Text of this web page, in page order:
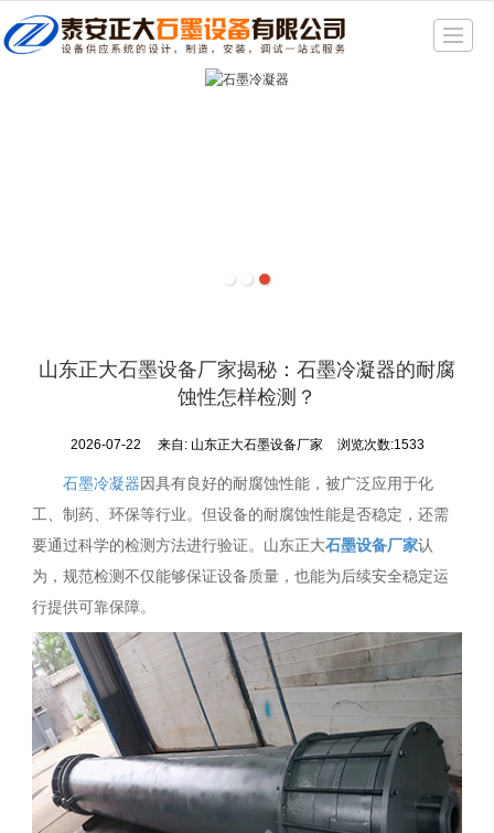
很遗憾，因您的浏览器版本过低导致无法获得最佳浏览体验，推荐下载安装谷歌浏览器！
地图导航
山东正大石墨设备厂家揭秘：石墨冷凝器的耐腐
蚀性怎样检测？
2026-07-22 来自: 山东正大石墨设备厂家 浏览次数:1533
石墨冷凝器因具有良好的耐腐蚀性能，被广泛应用于化
工、制药、环保等行业。但设备的耐腐蚀性能是否稳定，还需
要通过科学的检测方法进行验证。山东正大石墨设备厂家认
为，规范检测不仅能够保证设备质量，也能为后续安全稳定运
行提供可靠保障。